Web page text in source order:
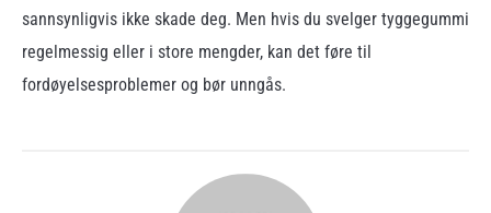
sannsynligvis ikke skade deg. Men hvis du svelger tyggegummi
regelmessig eller i store mengder, kan det føre til
fordøyelsesproblemer og bør unngås.